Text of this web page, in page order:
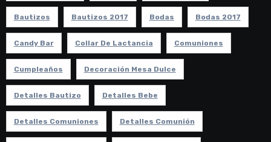
Bautizos Bautizos 2017 Bodas Bodas 2017
Candy Bar Collar De Lactancia Comuniones
Cumpleaños Decoración Mesa Dulce
Detalles Bautizo Detalles Bebe
Detalles Comuniones Detalles Comunión